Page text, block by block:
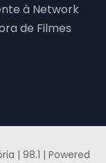
à Network
de Filmes
| 98.1 | Powered